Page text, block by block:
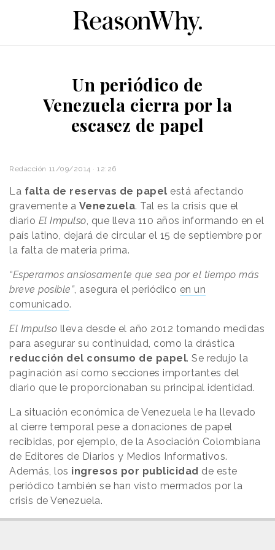
Un periódico de
Venezuela cierra por la
escasez de papel
Redacción 11/09/2014 · 12:26
La falta de reservas de papel está afectando
gravemente a Venezuela. Tal es la crisis que el
diario El Impulso , que lleva 110 años informando en el
país latino, dejará de circular el 15 de septiembre por
la falta de materia prima.
“Esperamos ansiosamente que sea por el tiempo más
breve posible”, asegura el periódico en un
comunicado.
El Impulso lleva desde el año 2012 tomando medidas
para asegurar su continuidad, como la drástica
reducción del consumo de papel. Se redujo la
paginación así como secciones importantes del
diario que le proporcionaban su principal identidad.
La situación económica de Venezuela le ha llevado
al cierre temporal pese a donaciones de papel
recibidas, por ejemplo, de la Asociación Colombiana
de Editores de Diarios y Medios Informativos.
Además, los ingresos por publicidad de este
periódico también se han visto mermados por la
crisis de Venezuela.